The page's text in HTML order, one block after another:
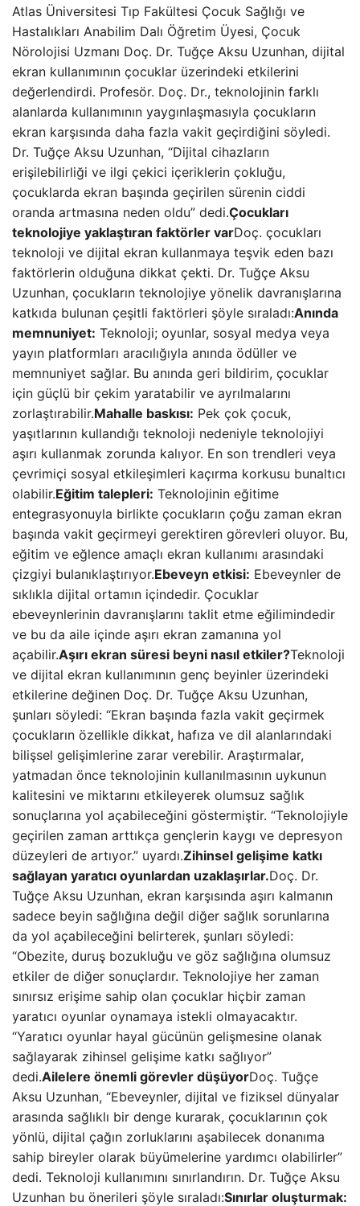
Atlas Üniversitesi Tıp Fakültesi Çocuk Sağlığı ve
Hastalıkları Anabilim Dalı Öğretim Üyesi, Çocuk
Nörolojisi Uzmanı Doç. Dr. Tuğçe Aksu Uzunhan, dijital
ekran kullanımının çocuklar üzerindeki etkilerini
değerlendirdi. Profesör. Doç. Dr., teknolojinin farklı
alanlarda kullanımının yaygınlaşmasıyla çocukların
ekran karşısında daha fazla vakit geçirdiğini söyledi.
Dr. Tuğçe Aksu Uzunhan, “Dijital cihazların
erişilebilirliği ve ilgi çekici içeriklerin çokluğu,
çocuklarda ekran başında geçirilen sürenin ciddi
oranda artmasına neden oldu” dedi.Çocukları
teknolojiye yaklaştıran faktörler varDoç. çocukları
teknoloji ve dijital ekran kullanmaya teşvik eden bazı
faktörlerin olduğuna dikkat çekti. Dr. Tuğçe Aksu
Uzunhan, çocukların teknolojiye yönelik davranışlarına
katkıda bulunan çeşitli faktörleri şöyle sıraladı:Anında
memnuniyet: Teknoloji; oyunlar, sosyal medya veya
yayın platformları aracılığıyla anında ödüller ve
memnuniyet sağlar. Bu anında geri bildirim, çocuklar
için güçlü bir çekim yaratabilir ve ayrılmalarını
zorlaştırabilir.Mahalle baskısı: Pek çok çocuk,
yaşıtlarının kullandığı teknoloji nedeniyle teknolojiyi
aşırı kullanmak zorunda kalıyor. En son trendleri veya
çevrimiçi sosyal etkileşimleri kaçırma korkusu bunaltıcı
olabilir.Eğitim talepleri: Teknolojinin eğitime
entegrasyonuyla birlikte çocukların çoğu zaman ekran
başında vakit geçirmeyi gerektiren görevleri oluyor. Bu,
eğitim ve eğlence amaçlı ekran kullanımı arasındaki
çizgiyi bulanıklaştırıyor.Ebeveyn etkisi: Ebeveynler de
sıklıkla dijital ortamın içindedir. Çocuklar
ebeveynlerinin davranışlarını taklit etme eğilimindedir
ve bu da aile içinde aşırı ekran zamanına yol
açabilir.Aşırı ekran süresi beyni nasıl etkiler?Teknoloji
ve dijital ekran kullanımının genç beyinler üzerindeki
etkilerine değinen Doç. Dr. Tuğçe Aksu Uzunhan,
şunları söyledi: “Ekran başında fazla vakit geçirmek
çocukların özellikle dikkat, hafıza ve dil alanlarındaki
bilişsel gelişimlerine zarar verebilir. Araştırmalar,
yatmadan önce teknolojinin kullanılmasının uykunun
kalitesini ve miktarını etkileyerek olumsuz sağlık
sonuçlarına yol açabileceğini göstermiştir. “Teknolojiyle
geçirilen zaman arttıkça gençlerin kaygı ve depresyon
düzeyleri de artıyor.” uyardı.Zihinsel gelişime katkı
sağlayan yaratıcı oyunlardan uzaklaşırlar.Doç. Dr.
Tuğçe Aksu Uzunhan, ekran karşısında aşırı kalmanın
sadece beyin sağlığına değil diğer sağlık sorunlarına
da yol açabileceğini belirterek, şunları söyledi:
“Obezite, duruş bozukluğu ve göz sağlığına olumsuz
etkiler de diğer sonuçlardır. Teknolojiye her zaman
sınırsız erişime sahip olan çocuklar hiçbir zaman
yaratıcı oyunlar oynamaya istekli olmayacaktır.
“Yaratıcı oyunlar hayal gücünün gelişmesine olanak
sağlayarak zihinsel gelişime katkı sağlıyor”
dedi.Ailelere önemli görevler düşüyorDoç. Tuğçe
Aksu Uzunhan, “Ebeveynler, dijital ve fiziksel dünyalar
arasında sağlıklı bir denge kurarak, çocuklarının çok
yönlü, dijital çağın zorluklarını aşabilecek donanıma
sahip bireyler olarak büyümelerine yardımcı olabilirler”
dedi. Teknoloji kullanımını sınırlandırın. Dr. Tuğçe Aksu
Uzunhan bu önerileri şöyle sıraladı:Sınırlar oluşturmak: